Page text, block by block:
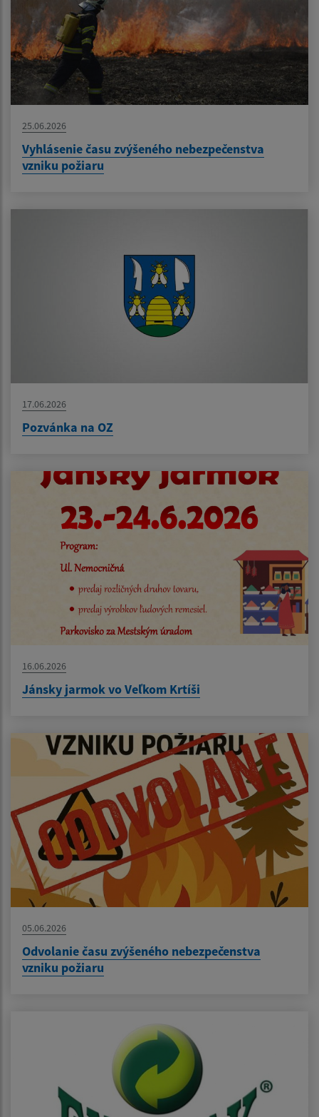
25.06.2026
Vyhlásenie času zvýšeného nebezpečenstva
vzniku požiaru
17.06.2026
Pozvánka na OZ
16.06.2026
Jánsky jarmok vo Veľkom Krtíši
05.06.2026
Odvolanie času zvýšeného nebezpečenstva
vzniku požiaru